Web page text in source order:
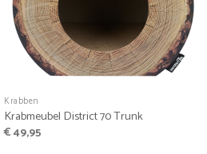
Krabben
Krabmeubel District 70 Trunk
€49,95